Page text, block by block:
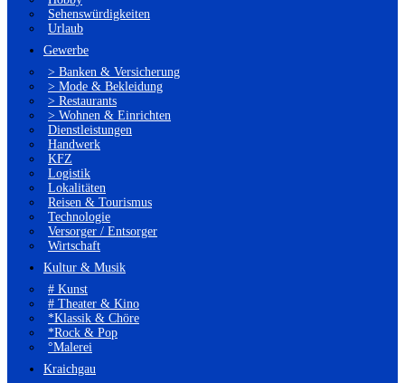
Sehenswürdigkeiten
Urlaub
Gewerbe
> Banken & Versicherung
> Mode & Bekleidung
> Restaurants
> Wohnen & Einrichten
Dienstleistungen
Handwerk
KFZ
Logistik
Lokalitäten
Reisen & Tourismus
Technologie
Versorger / Entsorger
Wirtschaft
Kultur & Musik
# Kunst
# Theater & Kino
*Klassik & Chöre
*Rock & Pop
°Malerei
Kraichgau